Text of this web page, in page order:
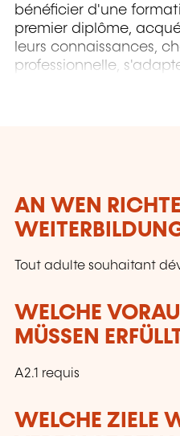
bénéficier d'une
premier diplôme,
leurs connaissances,
professionnelle,
technologies, enrichir
AN WEN
Tout adulte souhaitant
WELCHE
MÜSSEN
A2.1 requis
WELCHE ZIELE